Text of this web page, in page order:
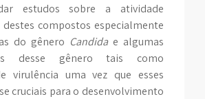
estudos sobre a atividade
compostos especialmente
do gênero Candida e algumas
desse gênero tais como
virulência uma vez que esses
cruciais para o desenvolvimento